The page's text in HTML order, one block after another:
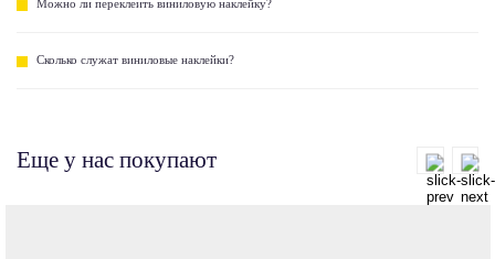
Можно ли переклеить виниловую наклейку?
Сколько служат виниловые наклейки?
Еще у нас покупают